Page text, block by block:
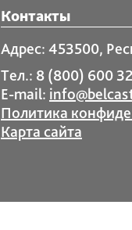
Контакты
Адрес: 453500,
Тел.: 8 (800) 600
E-mail:
Политика
Карта сайта